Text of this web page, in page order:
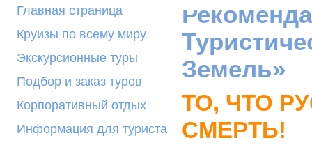
Главная страница
Круизы по всему миру
Экскурсионные туры
Подбор и заказ туров
Корпоративный отдых
Информация для туриста
Земель»
ТО, ЧТО
СМЕРТЬ!